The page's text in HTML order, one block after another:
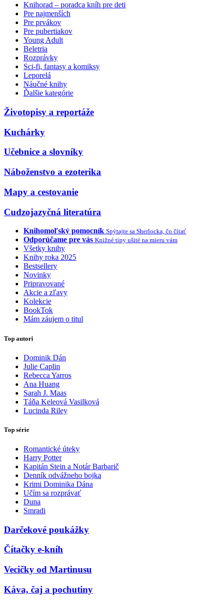
Knihorad – poradca kníh pre deti
Pre najmenších
Pre prvákov
Pre pubertiakov
Young Adult
Beletria
Rozprávky
Sci-fi, fantasy a komiksy
Leporelá
Náučné knihy
Ďalšie kategórie
Životopisy a reportáže
Kuchárky
Učebnice a slovníky
Náboženstvo a ezoterika
Mapy a cestovanie
Cudzojazyčná literatúra
Knihomoľský pomocník Spýtajte sa Sherlocka, čo čítať
Odporúčame pre vás Knižné tipy ušité na mieru vám
Všetky knihy
Knihy roka 2025
Bestsellery
Novinky
Pripravované
Akcie a zľavy
Kolekcie
BookTok
Mám záujem o titul
Top autori
Dominik Dán
Julie Caplin
Rebecca Yarros
Ana Huang
Sarah J. Maas
Táňa Keleová Vasilková
Lucinda Riley
Top série
Romantické úteky
Harry Potter
Kapitán Stein a Notár Barbarič
Denník odvážneho bojka
Krimi Dominika Dána
Učím sa rozprávať
Duna
Smradi
Darčekové poukážky
Čítačky e-kníh
Vecičky od Martinusu
Káva, čaj a pochutiny